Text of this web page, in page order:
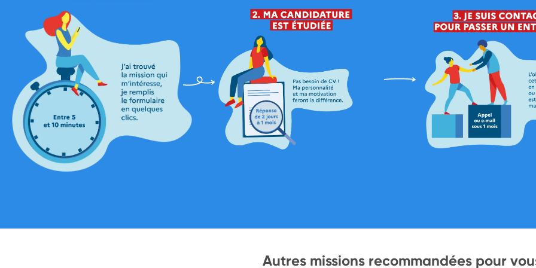
Autres missions recommandées pour